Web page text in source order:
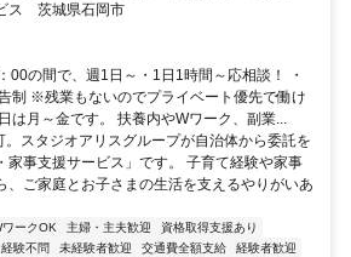
を活かして、誰かの助けになれるお仕事！
ス 茨城県石岡市
00の間で、週1日～・1日1時間～応相談！ ・
制 ※残業もないのでプライベート優先で働け
は月～金です。 扶養内やWワーク、副業...
スタジオアリスグループが自治体から委託を
家事支援サービス」です。 子育て経験や家事
、ご家庭とお子さまの生活を支えるやりがいあ
ワークOK 主婦・主夫歓迎
資格取得支援あり
経験不問 未経験者歓迎 交通費全額支給
経験者歓迎